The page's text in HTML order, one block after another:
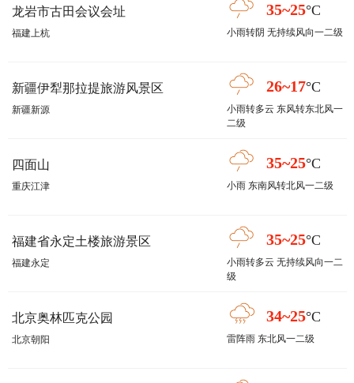
龙岩市古田会议会址
福建上杭
35~25°C
小雨转阴 无持续风向一二级
新疆伊犁那拉提旅游风景区
新疆新源
26~17°C
小雨转多云 东风转东北风一
二级
四面山
重庆江津
35~25°C
小雨 东南风转北风一二级
福建省永定土楼旅游景区
福建永定
35~25°C
小雨转多云 无持续风向一二
级
北京奥林匹克公园
北京朝阳
34~25°C
雷阵雨 东北风一二级